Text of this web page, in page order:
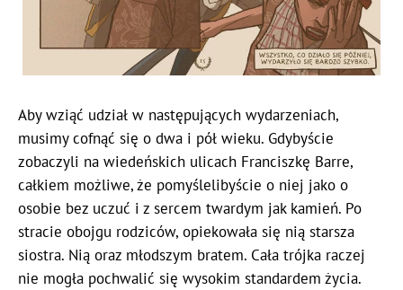
Aby wziąć udział w następujących wydarzeniach,
musimy cofnąć się o dwa i pół wieku. Gdybyście
zobaczyli na wiedeńskich ulicach Franciszkę Barre,
całkiem możliwe, że pomyślelibyście o niej jako o
osobie bez uczuć i z sercem twardym jak kamień. Po
stracie obojgu rodziców, opiekowała się nią starsza
siostra. Nią oraz młodszym bratem. Cała trójka raczej
nie mogła pochwalić się wysokim standardem życia.